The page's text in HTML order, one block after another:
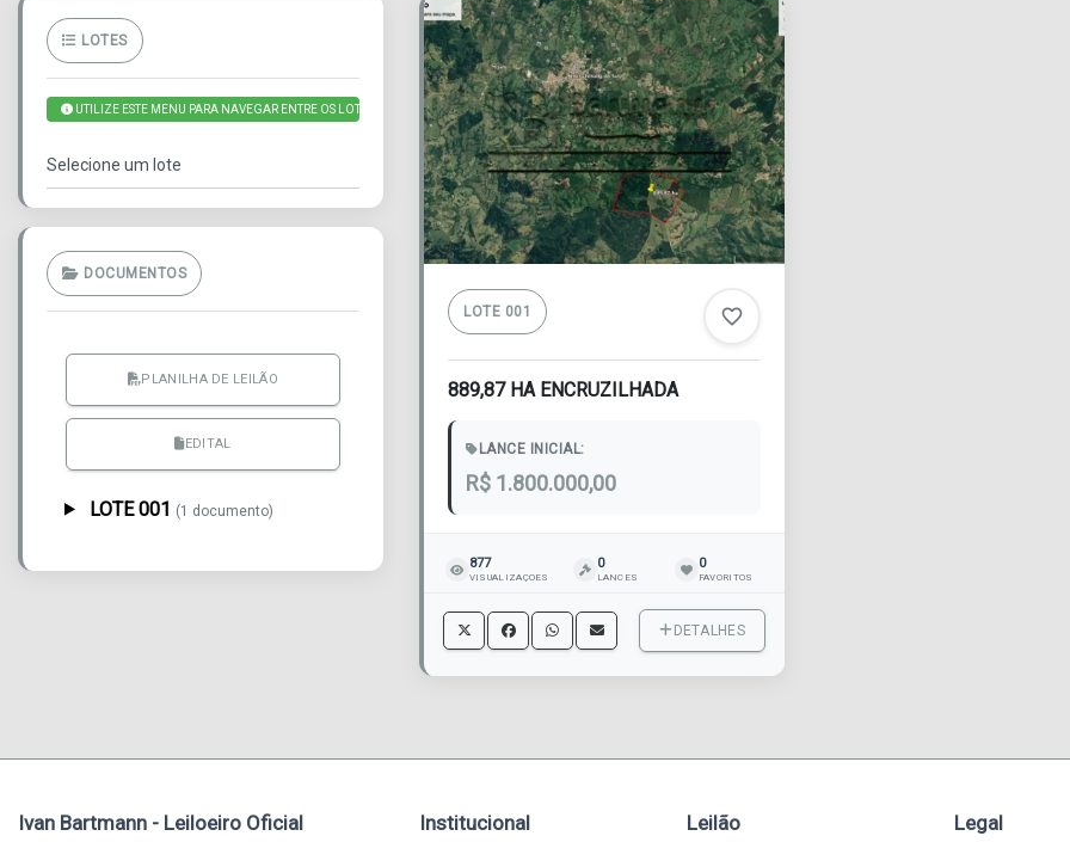
LOTES
UTILIZE ESTE MENU PARA NAVEGAR ENTRE OS LOTES
DOCUMENTOS
PLANILHA DE LEILÃO
EDITAL
LOTE 001 (1 documento)
LOTE 001 favorite_border
889,87 HA ENCRUZILHADA
LANCE INICIAL:
R$ 1.800.000,00
877
VISUALIZAÇÕES
0
LANCES
0
FAVORITOS
DETALHES
Ivan Bartmann - Leiloeiro Oficial Institucional Leilão Legal